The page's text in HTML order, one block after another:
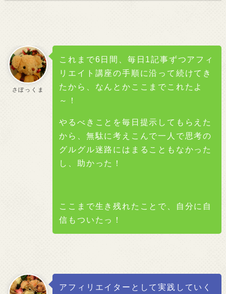
さぼっくま
これまで6日間、毎日1記事ずつアフィ
リエイト講座の手順に沿って続けてき
たから、なんとかここまでこれたよ
～！
やるべきことを毎日提示してもらえた
から、無駄に考えこんで一人で思考の
グルグル迷路にはまることもなかった
し、助かった！
ここまで生き残れたことで、自分に自
信もついたっ！
アフィリエイターとして実践していく